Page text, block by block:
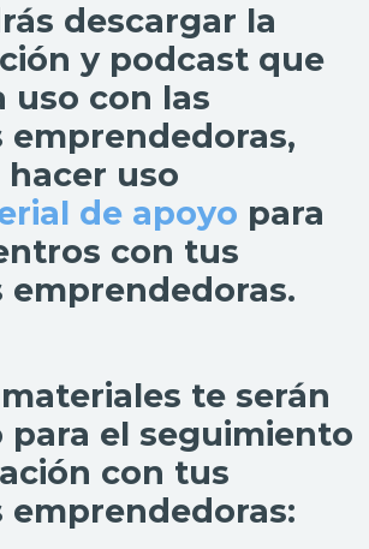
descargar la
y podcast que
uso con las
emprendedoras,
uso
de apoyo para
con tus
emprendedoras.
te serán
para el seguimiento
con tus
emprendedoras: